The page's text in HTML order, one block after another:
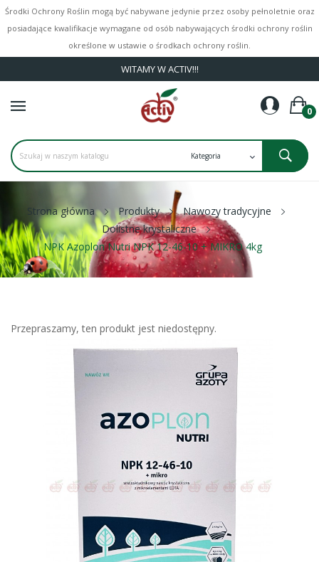
Środki Ochrony Roślin mogą być nabywane jedynie przez osoby pełnoletnie oraz
posiadające kwalifikacje wymagane od osób nabywających środki ochrony roślin
określone w ustawie o środkach ochrony roślin.
WITAMY W ACTIV!!!
0
Strona główna Produkty
Nawozy tradycyjne
Dolistne krystaliczne
NPK Azoplon Nutri NPK 12-46-10 + MIKRO 4kg
Przepraszamy, ten produkt jest niedostępny.